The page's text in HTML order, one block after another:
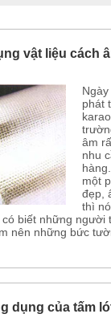
vật liệu cách
phát
âm
nhu
một
đẹp,
thì
biết những người
nên những bức
dụng của tấm